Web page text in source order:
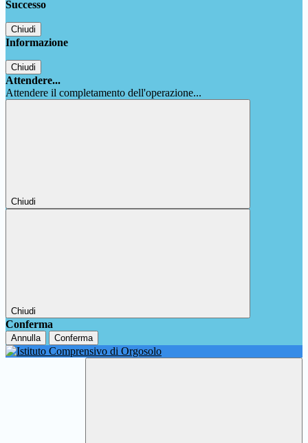
Successo
Chiudi
Informazione
Chiudi
Attendere...
Attendere il completamento dell'operazione...
Chiudi
Chiudi
Conferma
Annulla Conferma